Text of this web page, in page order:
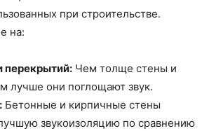
при строительстве.
на:
перекрытий: Чем толще стены и
лучше они поглощают звук.
Бетонные и кирпичные стены
звукоизоляцию по сравнению